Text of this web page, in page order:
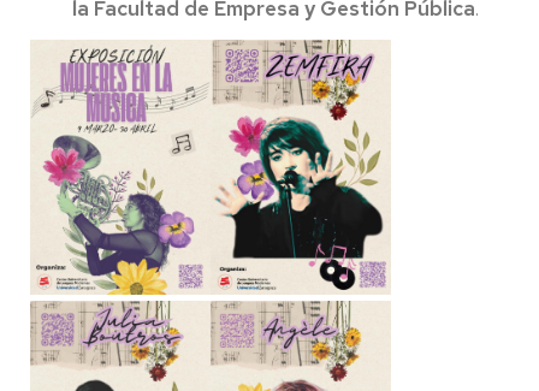
la Facultad de Empresa y Gestión Pública.